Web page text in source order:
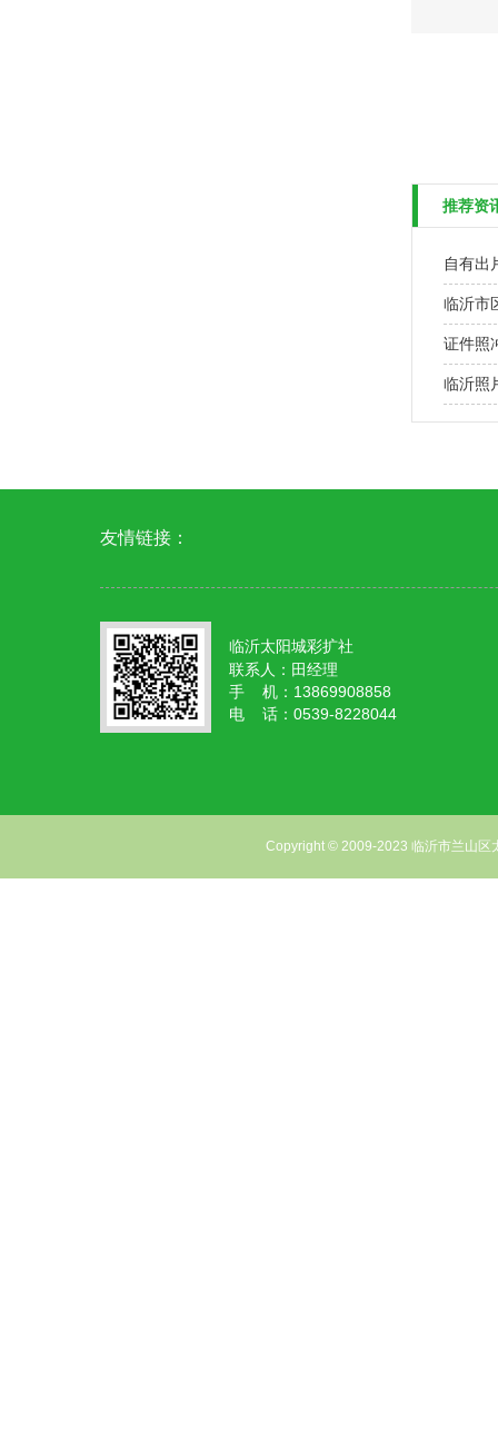
推荐资
自有出
临沂市
证件照
临沂照
友情链接：
临沂太阳城彩扩社
联系人：田经理
手 机：13869908858
电 话：0539-8228044
Copyright © 2009-2023 临沂市兰山